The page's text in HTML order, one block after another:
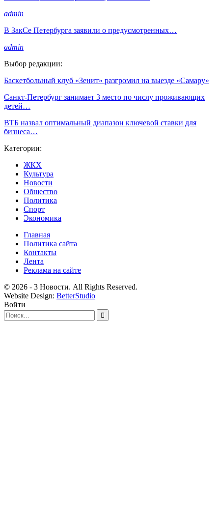
admin
В ЗакСе Петербурга заявили о предусмотренных…
admin
Выбор редакции:
Баскетбольный клуб «Зенит» разгромил на выезде «Самару»
Санкт-Петербург занимает 3 место по числу проживающих
детей…
ВТБ назвал оптимальный диапазон ключевой ставки для
бизнеса…
Категории:
ЖКХ
Культура
Новости
Общество
Политика
Спорт
Экономика
Главная
Политика сайта
Контакты
Лента
Реклама на сайте
© 2026 - 3 Новости. All Rights Reserved.
Website Design: BetterStudio
Войти